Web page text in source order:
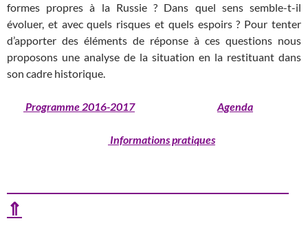
formes propres à la Russie ? Dans quel sens semble-t-il
évoluer, et avec quels risques et quels espoirs ? Pour tenter
d’apporter des éléments de réponse à ces questions nous
proposons une analyse de la situation en la restituant dans
son cadre historique.
Programme 2016-2017 Agenda
Informations pratiques
⇑